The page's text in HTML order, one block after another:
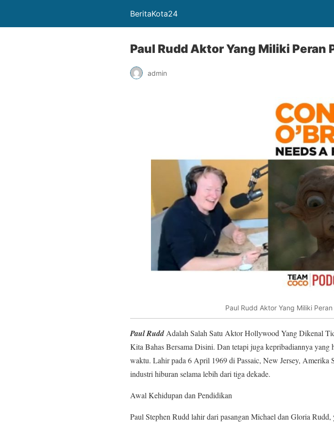
BeritaKota24
Paul Rudd Aktor Yang Miliki
admin
Paul Rudd Aktor Yang Miliki
Paul RuddAdalah Salah Satu Aktor Hollywood Yang Dikenal
Kita Bahas Bersama Disini. Dan tetapi juga kepribadiannya yang
waktu. Lahir pada 6 April 1969 di Passaic, New Jersey, Amerika
industri hiburan selama lebih dari tiga dekade.
Awal Kehidupan dan Pendidikan
Paul Stephen Rudd lahir dari pasangan Michael dan Gloria